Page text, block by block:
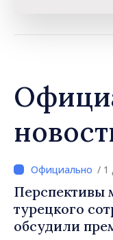
/ 1
Перспективы
турецкого
обсудили